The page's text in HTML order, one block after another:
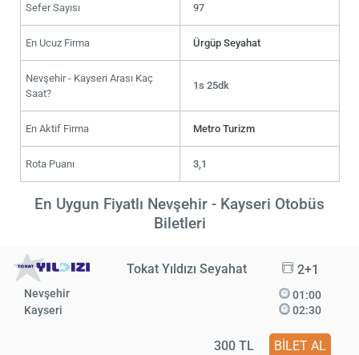
Sefer Sayısı 97
En Ucuz Firma Ürgüp Seyahat
Nevşehir - Kayseri Arası Kaç
Saat?
1s 25dk
En Aktif Firma Metro Turizm
Rota Puanı 3,1
En Uygun Fiyatlı Nevşehir - Kayseri Otobüs
Biletleri
Tokat Yıldızı Seyahat 2+1
Nevşehir
Kayseri
01:00
02:30
300 TL BİLET AL